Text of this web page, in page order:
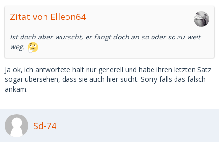
Zitat von Elleon64
Ist doch aber wurscht, er fängt doch an so oder so zu weit
weg.
Ja ok, ich antwortete halt nur generell und habe ihren letzten Satz
sogar übersehen, dass sie auch hier sucht. Sorry falls das falsch
ankam.
Sd-74